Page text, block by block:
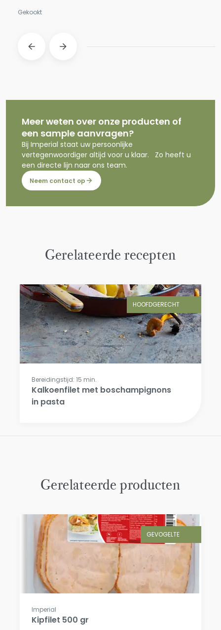
Gekookt
Meer weten over onze producten of
een sample aanvragen?
Bij Imperial staat uw persoonlijke
vertegenwoordiger altijd voor u klaar. Zo heeft u
een directe lijn naar ons team.
Neem contact op
Gerelateerde recepten
HOOFDGERECHT
Bereidingstijd: 15 min.
Kalkoenfilet met boschampignons
in pasta
Gerelateerde producten
GEVOGELTE
Imperial
Kipfilet 500 gr